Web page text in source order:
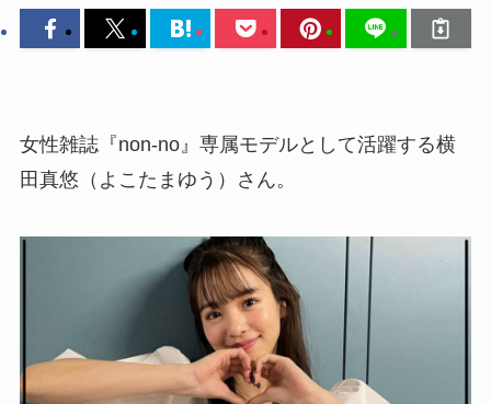
女性雑誌『non-no』専属モデルとして活躍する横
田真悠（よこたまゆう）さん。